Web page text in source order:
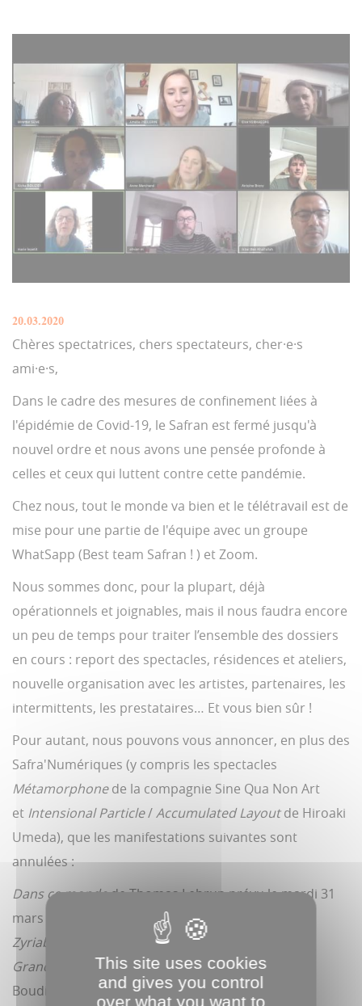
20.03.2020
Chères spectatrices, chers spectateurs, cher·e·s
ami·e·s,
Dans le cadre des mesures de confinement liées à
l'épidémie de Covid-19, le Safran est fermé jusqu'à
nouvel ordre et nous avons une pensée profonde à
celles et ceux qui luttent contre cette pandémie.
Chez nous, tout le monde va bien et le télétravail est de
mise pour une partie de l'équipe avec un groupe
WhatSapp (Best team Safran ! ) et Zoom.
Nous sommes donc, pour la plupart, déjà
opérationnels et joignables, mais il nous faudra encore
un peu de temps pour traiter l’ensemble des dossiers
en cours : report des spectacles, résidences et ateliers,
nouvelle organisation avec les artistes, partenaires, les
intermittents, les prestataires… Et vous bien sûr !
Pour autant, nous pouvons vous annoncer, en plus des
Safra'Numériques (y compris les spectacles
Métamorphonede la compagnie Sine Qua Non Art
et Intensional Particle/Accumulated Layoutde Hiroaki
Umeda), que les manifestations suivantes sont
annulées :
Dans ce mondede Thomas Lebrun prévu le mardi 31
mars et le mercredi 1er avril
Zyriab
de Daniel San Pedro prévu le jeudi 2 avril
Grand Frère
et Ferveurmis en scène par Mounya
Boudiaf le mardi 28 et le jeudi 30 avril
This site uses cookies
and gives you control
over what you want to